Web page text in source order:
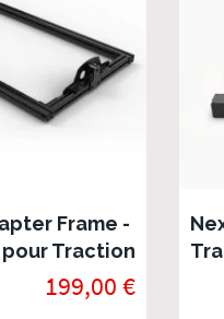
Frame -
Traction
Level199,00 €